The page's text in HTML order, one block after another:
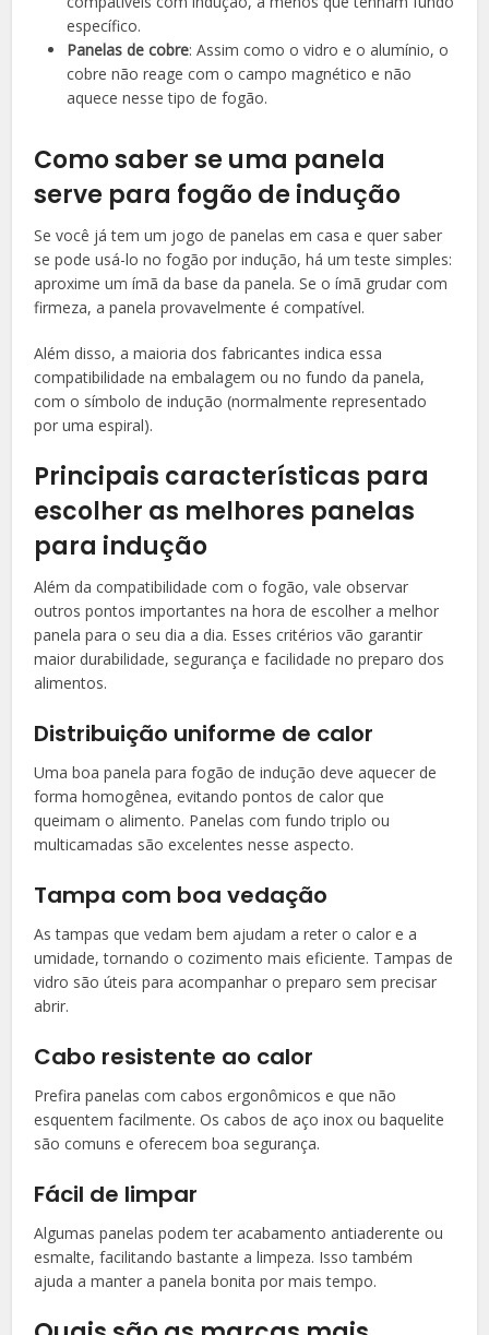
específico.
Panelas de cobre: Assim como o vidro e o alumínio, o
cobre não reage com o campo magnético e não
aquece nesse tipo de fogão.
Como saber se uma panela
serve para fogão de indução
Se você já tem um jogo de panelas em casa e quer saber
se pode usá-lo no fogão por indução, há um teste simples:
aproxime um ímã da base da panela. Se o ímã grudar com
firmeza, a panela provavelmente é compatível.
Além disso, a maioria dos fabricantes indica essa
compatibilidade na embalagem ou no fundo da panela,
com o símbolo de indução (normalmente representado
por uma espiral).
Principais características para
escolher as melhores panelas
para indução
Além da compatibilidade com o fogão, vale observar
outros pontos importantes na hora de escolher a melhor
panela para o seu dia a dia. Esses critérios vão garantir
maior durabilidade, segurança e facilidade no preparo dos
alimentos.
Distribuição uniforme de calor
Uma boa panela para fogão de indução deve aquecer de
forma homogênea, evitando pontos de calor que
queimam o alimento. Panelas com fundo triplo ou
multicamadas são excelentes nesse aspecto.
Tampa com boa vedação
As tampas que vedam bem ajudam a reter o calor e a
umidade, tornando o cozimento mais eficiente. Tampas de
vidro são úteis para acompanhar o preparo sem precisar
abrir.
Cabo resistente ao calor
Prefira panelas com cabos ergonômicos e que não
esquentem facilmente. Os cabos de aço inox ou baquelite
são comuns e oferecem boa segurança.
Fácil de limpar
Algumas panelas podem ter acabamento antiaderente ou
esmalte, facilitando bastante a limpeza. Isso também
ajuda a manter a panela bonita por mais tempo.